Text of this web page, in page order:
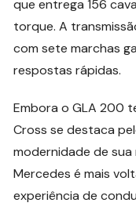
que entrega 156
torque. A
com sete marchas
respostas rápidas.
Embora o GLA 200
Cross se destaca
modernidade de
Mercedes é mais
experiência de